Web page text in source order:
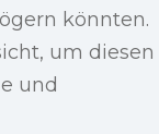
könnten.
um diesen
und